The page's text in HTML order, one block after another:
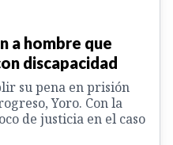
a hombre que
discapacidad
su pena en prisión
Yoro. Con la
de justicia en el caso